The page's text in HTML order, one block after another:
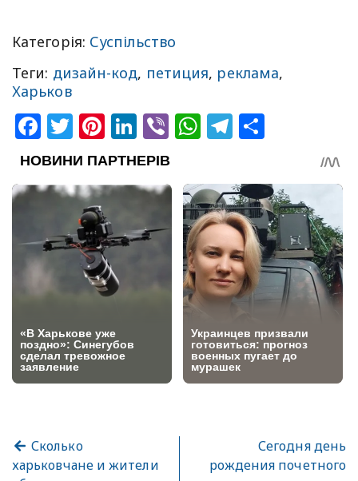
Категорія: Суспільство
Теги: дизайн-код, петиция, реклама,
Харьков
Facebook
Twitter
Pinterest
LinkedIn
ViberWhatsApp
Telegram
Сколько
харьковчане и жители
Сегодня день
рождения почетного